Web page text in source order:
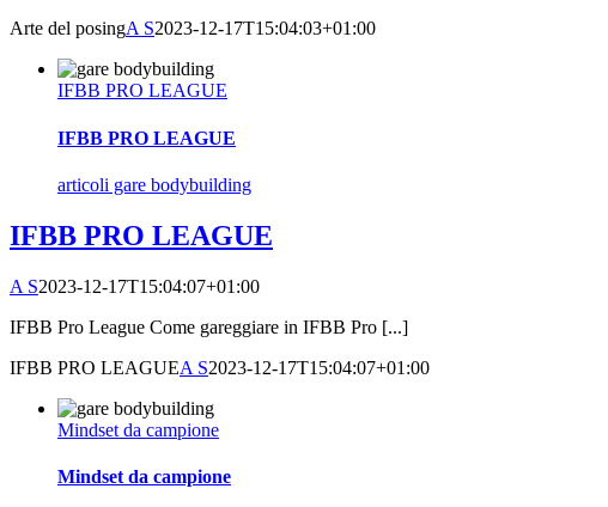
Arte del posingA S2023-12-17T15:04:03+01:00
IFBB PRO LEAGUE
IFBB PRO LEAGUE
articoli gare bodybuilding
IFBB PRO LEAGUE
A S2023-12-17T15:04:07+01:00
IFBB Pro League Come gareggiare in IFBB Pro [...]
IFBB PRO LEAGUEA S2023-12-17T15:04:07+01:00
Mindset da campione
Mindset da campione